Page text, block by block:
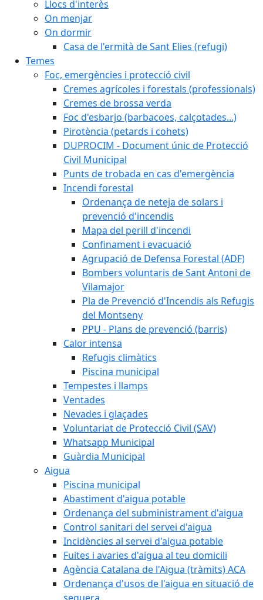
Llocs d'interès
On menjar
On dormir
Casa de l'ermità de Sant Elies (refugi)
Temes
Foc, emergències i protecció civil
Cremes agrícoles i forestals (professionals)
Cremes de brossa verda
Foc d'esbarjo (barbacoes, calçotades...)
Pirotència (petards i cohets)
DUPROCIM - Document únic de Protecció
Civil Municipal
Punts de trobada en cas d'emergència
Incendi forestal
Ordenança de neteja de solars i
prevenció d'incendis
Mapa del perill d'incendi
Confinament i evacuació
Agrupació de Defensa Forestal (ADF)
Bombers voluntaris de Sant Antoni de
Vilamajor
Pla de Prevenció d'Incendis als Refugis
del Montseny
PPU - Plans de prevenció (barris)
Calor intensa
Refugis climàtics
Piscina municipal
Tempestes i llamps
Ventades
Nevades i glaçades
Voluntariat de Protecció Civil (SAV)
Whatsapp Municipal
Guàrdia Municipal
Aigua
Piscina municipal
Abastiment d'aigua potable
Ordenança del subministrament d'aigua
Control sanitari del servei d'aigua
Incidències al servei d'aigua potable
Fuites i avaries d'aigua al teu domicili
Agència Catalana de l'Aigua (tràmits) ACA
Ordenança d'usos de l'aigua en situació de